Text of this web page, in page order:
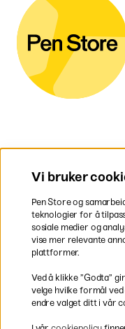
Rask
Vi bruker
Pen Store og
teknologier for å
sosiale medier og
vise mer relevante
plattformer.
Ved å klikke ”Godta”
velge hvilke formål ved
endre valget ditt i vår